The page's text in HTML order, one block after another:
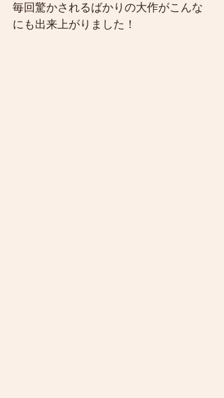
毎回驚かされるばかりの大作がこんな
にも出来上がりました！